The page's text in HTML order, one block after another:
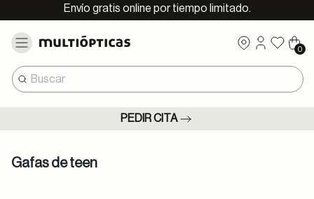
Envío gratis online por tiempo limitado.
0
PEDIR CITA
Gafas de teen